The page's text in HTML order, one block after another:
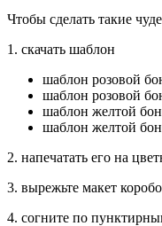
Чтобы сделать такие
1. скачать шаблон
шаблон розовой
шаблон розовой
шаблон желтой
шаблон желтой
2. напечатать его на
3. вырежьте макет
4. согните по